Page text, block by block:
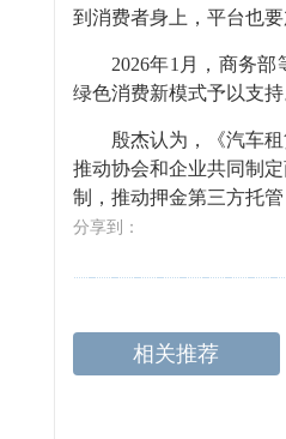
到消费者身上，平台也要
2026年1月，商务部等
绿色消费新模式予以支持
殷杰认为，《汽车租
推动协会和企业共同制
制，推动押金第三方托管
分享到：
相关推荐